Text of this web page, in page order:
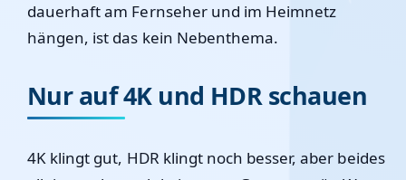
dauerhaft am Fernseher und im Heimnetz
hängen, ist das kein Nebenthema.
Nur auf 4K und HDR schauen
4K klingt gut, HDR klingt noch besser, aber beides